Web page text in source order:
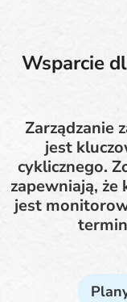
Wsparcie
Zarządzanie
jest
cyklicznego.
zapewniają, że
jest